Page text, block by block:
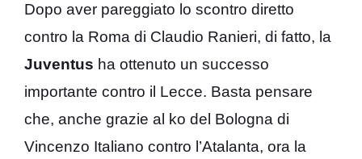
Dopo aver pareggiato lo scontro diretto
contro la Roma di Claudio Ranieri, di fatto, la
Juventus ha ottenuto un successo
importante contro il Lecce. Basta pensare
che, anche grazie al ko del Bologna di
Vincenzo Italiano contro l’Atalanta, ora la